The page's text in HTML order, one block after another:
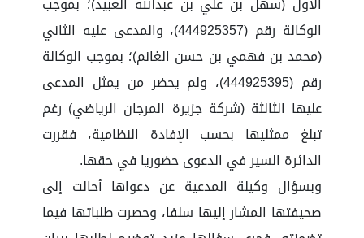
الوكالة رقم (444925357)، والمدعى عليه الثاني
(محمد بن فهمي بن حسن الغانم)؛ بموجب الوكالة
رقم (444925395)، ولم يحضر من يمثل المدعى
عليها الثالثة (شركة جزيرة المرجان الرياضي) رغم
تبلغ ممثليها بحسب الإفادة النظامية، فقررت
الدائرة السير في الدعوى حضوريا في حقها.
وبسؤال وكيلة المدعية عن دعواها أحالت إلى
صحيفتها المشار إليها سلفا، وحصرت طلباتها فيما